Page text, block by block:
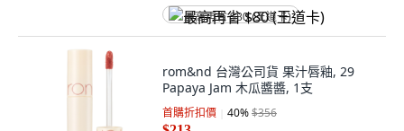
最高再省 $80 (王道卡)
rom&nd 台灣公司貨 果汁唇釉, 29
Papaya Jam 木瓜醬醬, 1支
首購折扣價 40%$356